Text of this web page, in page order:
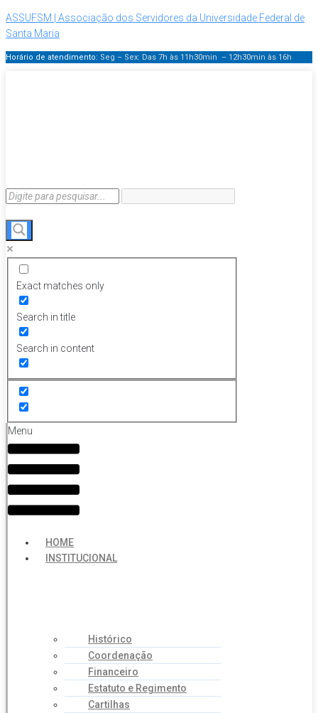
ASSUFSM | Associação dos Servidores da Universidade Federal de
Santa Maria
Horário de atendimento: Seg – Sex: Das 7h às 11h30min – 12h30min às 16h
Exact matches only
Search in title
Search in content
Menu
HOME
INSTITUCIONAL
Histórico
Coordenação
Financeiro
Estatuto e Regimento
Cartilhas